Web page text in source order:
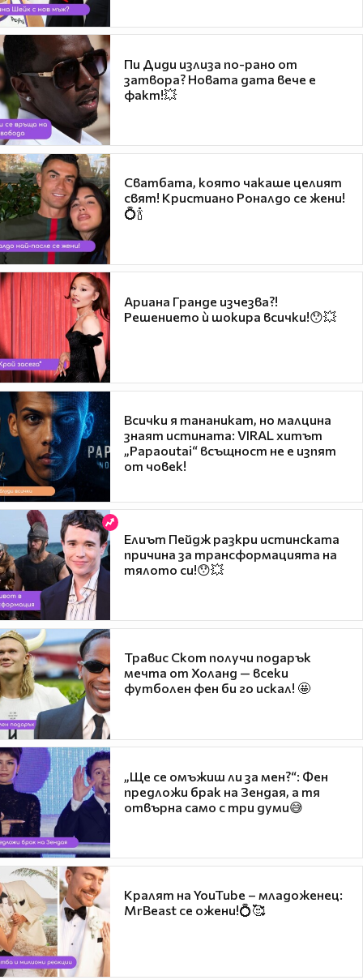
Пи Диди излиза по-рано от
затвора? Новата дата вече е
факт!💥
Сватбата, която чакаше целият
свят! Кристиано Роналдо се жени!
💍🍾
Ариана Гранде изчезва?!
Решението ѝ шокира всички!😯💥
Всички я тананикат, но малцина
знаят истината: VIRAL хитът
„Papaoutai“ всъщност не е изпят
от човек!
Елиът Пейдж разкри истинската
причина за трансформацията на
тялото си!😯💥
Травис Скот получи подарък
мечта от Холанд — всеки
футболен фен би го искал! 🤩
„Ще се омъжиш ли за мен?“: Фен
предложи брак на Зендая, а тя
отвърна само с три думи😅
Кралят на YouTube – младоженец:
MrBeast се ожени!💍🥰